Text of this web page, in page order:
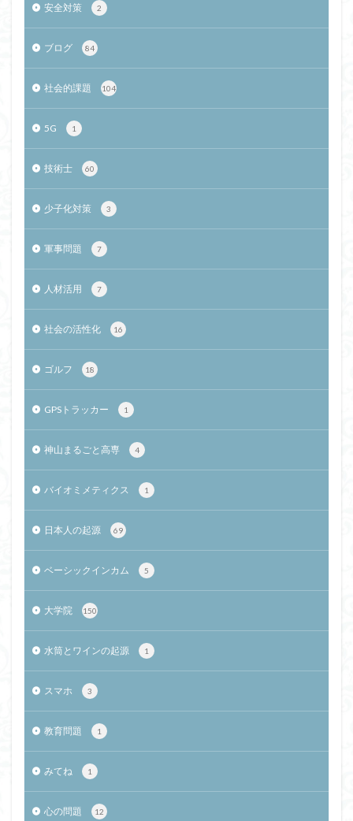
安全対策 2
ブログ 84
社会的課題 104
5G 1
技術士 60
少子化対策 3
軍事問題 7
人材活用 7
社会の活性化 16
ゴルフ 18
GPSトラッカー 1
神山まるごと高専 4
バイオミメティクス 1
日本人の起源 69
ベーシックインカム 5
大学院 150
水筒とワインの起源 1
スマホ 3
教育問題 1
みてね 1
心の問題 12